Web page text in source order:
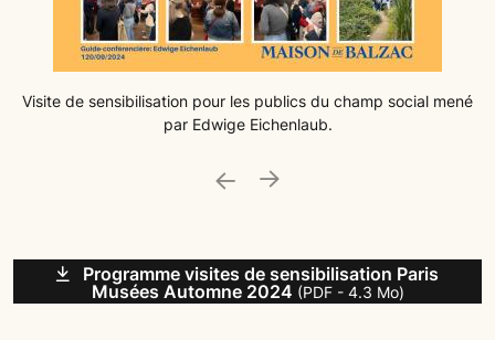
Visite de sensibilisation pour les publics du champ social mené
par Edwige Eichenlaub.
Programme visites de sensibilisation Paris
Musées Automne 2024 (PDF - 4.3 Mo)